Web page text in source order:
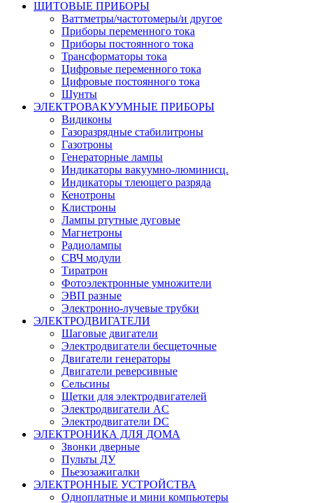
ЩИТОВЫЕ ПРИБОРЫ
Ваттметры/частотомеры/и другое
Приборы переменного тока
Приборы постоянного тока
Трансформаторы тока
Цифровые переменного тока
Цифровые постоянного тока
Шунты
ЭЛЕКТРОВАКУУМНЫЕ ПРИБОРЫ
Видиконы
Газоразрядные стабилитроны
Газотроны
Генераторные лампы
Индикаторы вакуумно-люминисц.
Индикаторы тлеющего разряда
Кенотроны
Клистроны
Лампы ртутные дуговые
Магнетроны
Радиолампы
СВЧ модули
Тиратрон
Фотоэлектронные умножители
ЭВП разные
Электронно-лучевые трубки
ЭЛЕКТРОДВИГАТЕЛИ
Шаговые двигатели
Электродвигатели бесщеточные
Двигатели генераторы
Двигатели реверсивные
Сельсины
Щетки для электродвигателей
Электродвигатели AC
Электродвигатели DC
ЭЛЕКТРОНИКА ДЛЯ ДОМА
Звонки дверные
Пульты ДУ
Пьезозажигалки
ЭЛЕКТРОННЫЕ УСТРОЙСТВА
Одноплатные и мини компьютеры